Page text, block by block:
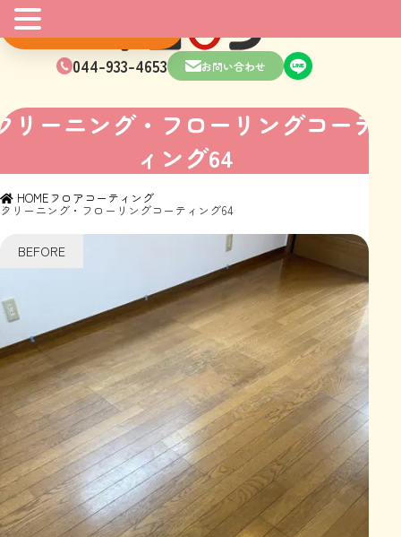
044-933-4653 お問い合わせ
リーニング・フローリングコーテ
ィング64
HOMEフロアコーティング
クリーニング・フローリングコーティング64
マンガはこちら